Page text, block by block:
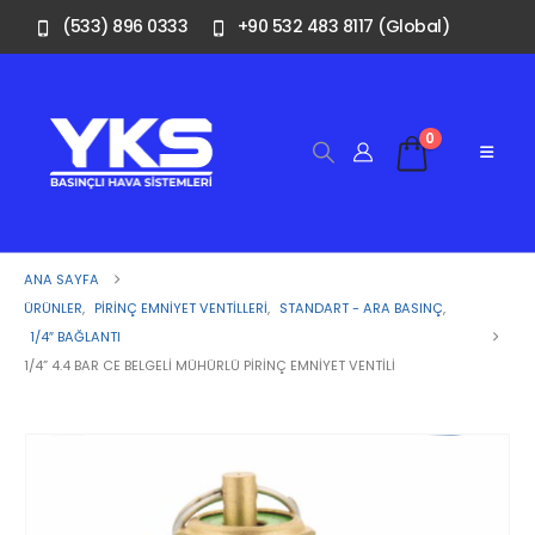
(533) 896 0333 +90 532 483 8117 (Global)
0
ANA SAYFA
ÜRÜNLER, PIRINÇ EMNIYET VENTILLERI, STANDART - ARA BASINÇ,
1/4″ BAĞLANTI
1/4” 4.4 BAR CE BELGELI MÜHÜRLÜ PIRINÇ EMNIYET VENTILI